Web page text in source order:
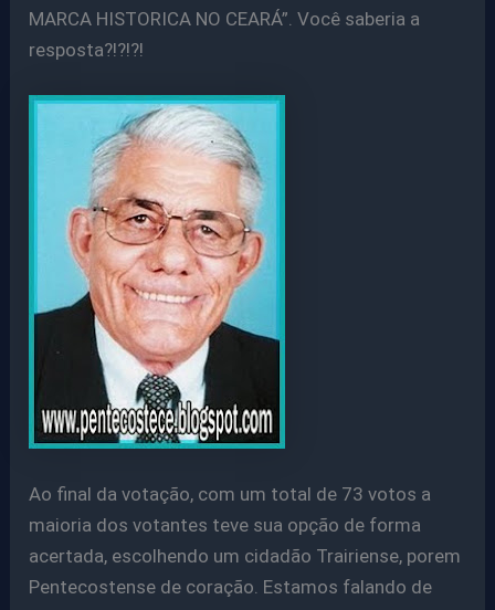
MARCA HISTORICA NO CEARÁ”. Você saberia a
resposta?!?!?!
Ao final da votação, com um total de 73 votos a
maioria dos votantes teve sua opção de forma
acertada, escolhendo um cidadão Trairiense, porem
Pentecostense de coração. Estamos falando de